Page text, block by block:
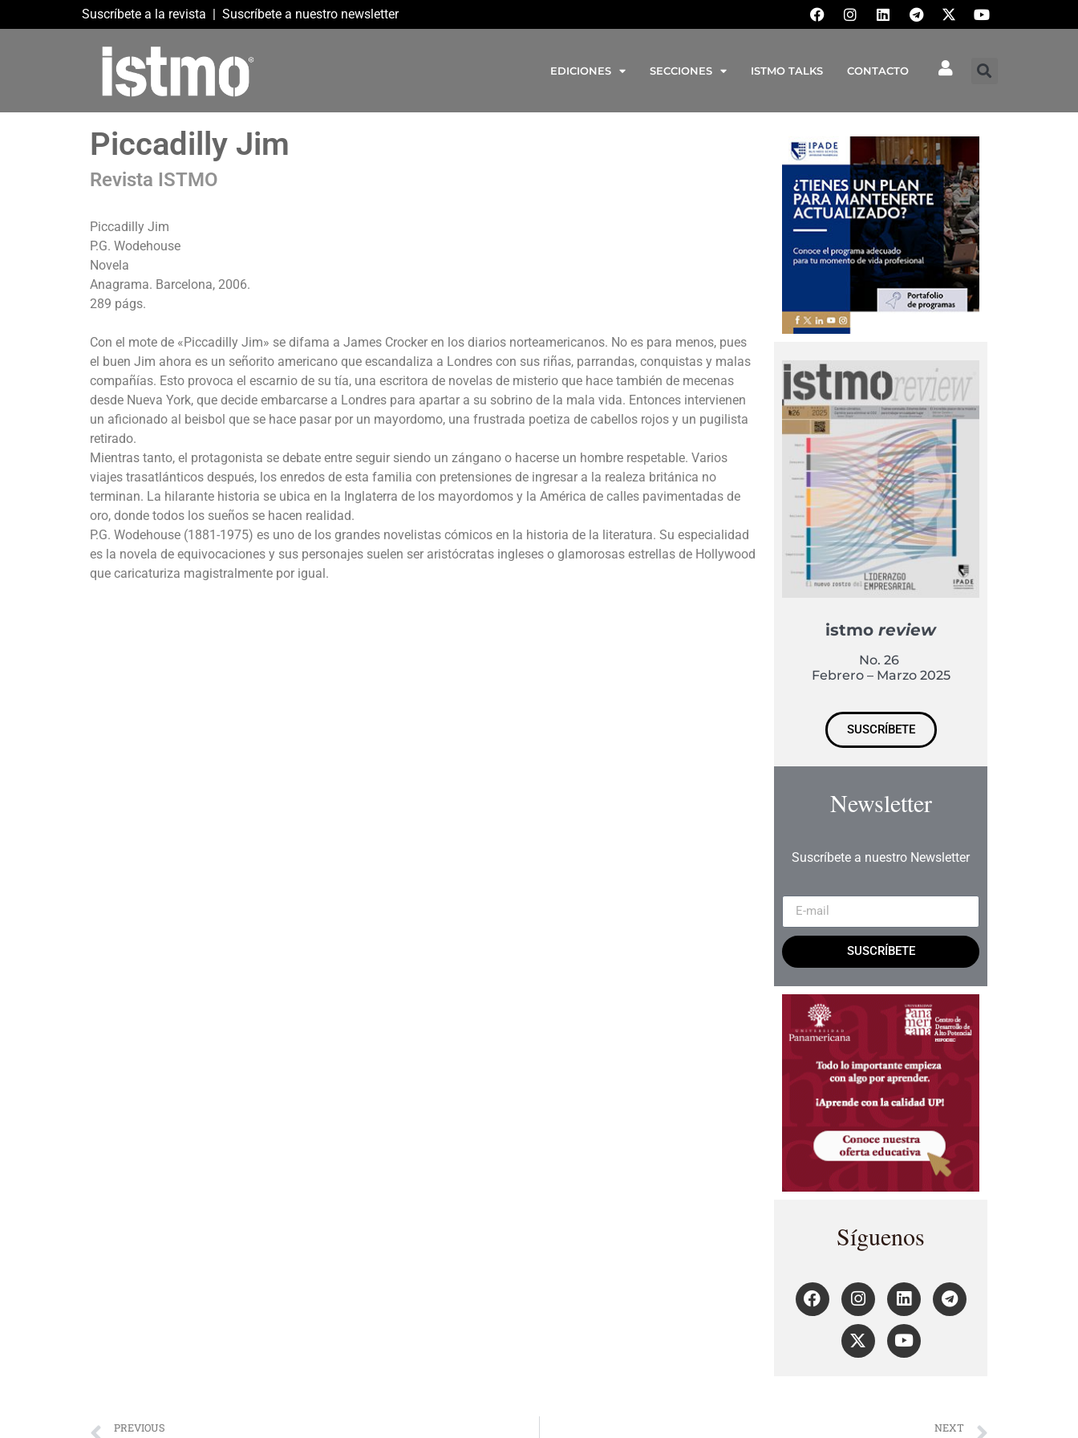
Suscríbete a la revista | Suscríbete a nuestro newsletter
EDICIONES SECCIONES ISTMO TALKS CONTACTO
Piccadilly Jim
Revista ISTMO
Piccadilly Jim
P.G. Wodehouse
Novela
Anagrama. Barcelona, 2006.
289 págs.
Con el mote de «Piccadilly Jim» se difama a James Crocker en los diarios norteamericanos. No es para menos, pues
el buen Jim ahora es un señorito americano que escandaliza a Londres con sus riñas, parrandas, conquistas y malas
compañías. Esto provoca el escarnio de su tía, una escritora de novelas de misterio que hace también de mecenas
desde Nueva York, que decide embarcarse a Londres para apartar a su sobrino de la mala vida. Entonces intervienen
un aficionado al beisbol que se hace pasar por un mayordomo, una frustrada poetiza de cabellos rojos y un pugilista
retirado.
Mientras tanto, el protagonista se debate entre seguir siendo un zángano o hacerse un hombre respetable. Varios
viajes trasatlánticos después, los enredos de esta familia con pretensiones de ingresar a la realeza británica no
terminan. La hilarante historia se ubica en la Inglaterra de los mayordomos y la América de calles pavimentadas de
oro, donde todos los sueños se hacen realidad.
P.G. Wodehouse (1881-1975) es uno de los grandes novelistas cómicos en la historia de la literatura. Su especialidad
es la novela de equivocaciones y sus personajes suelen ser aristócratas ingleses o glamorosas estrellas de Hollywood
que caricaturiza magistralmente por igual.
istmoreview
No. 26
Febrero – Marzo 2025
SUSCRÍBETE
Newsletter
Suscríbete a nuestro Newsletter
SUSCRÍBETE
Síguenos
PREVIOUS NEXT